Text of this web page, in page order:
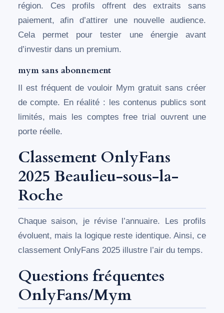
région. Ces profils offrent des extraits sans
paiement, afin d’attirer une nouvelle audience.
Cela permet pour tester une énergie avant
d’investir dans un premium.
mym sans abonnement
Il est fréquent de vouloir Mym gratuit sans créer
de compte. En réalité : les contenus publics sont
limités, mais les comptes free trial ouvrent une
porte réelle.
Classement OnlyFans
2025 Beaulieu-sous-la-
Roche
Chaque saison, je révise l’annuaire. Les profils
évoluent, mais la logique reste identique. Ainsi, ce
classement OnlyFans 2025 illustre l’air du temps.
Questions fréquentes
OnlyFans/Mym